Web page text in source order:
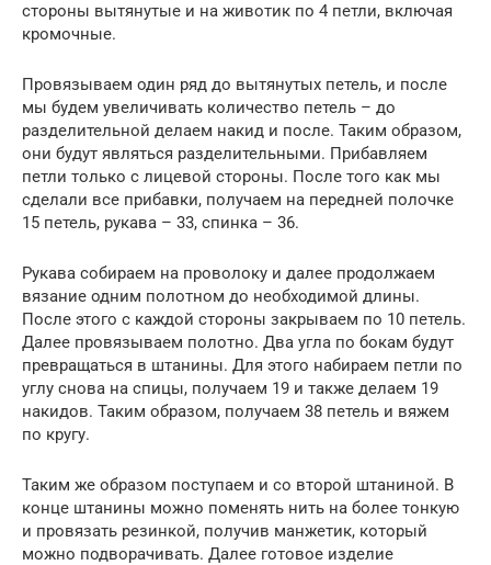
стороны вытянутые и на животик по 4 петли, включая
кромочные.
Провязываем один ряд до вытянутых петель, и после
мы будем увеличивать количество петель – до
разделительной делаем накид и после. Таким образом,
они будут являться разделительными. Прибавляем
петли только с лицевой стороны. После того как мы
сделали все прибавки, получаем на передней полочке
15 петель, рукава – 33, спинка – 36.
Рукава собираем на проволоку и далее продолжаем
вязание одним полотном до необходимой длины.
После этого с каждой стороны закрываем по 10 петель.
Далее провязываем полотно. Два угла по бокам будут
превращаться в штанины. Для этого набираем петли по
углу снова на спицы, получаем 19 и также делаем 19
накидов. Таким образом, получаем 38 петель и вяжем
по кругу.
Таким же образом поступаем и со второй штаниной. В
конце штанины можно поменять нить на более тонкую
и провязать резинкой, получив манжетик, который
можно подворачивать. Далее готовое изделие